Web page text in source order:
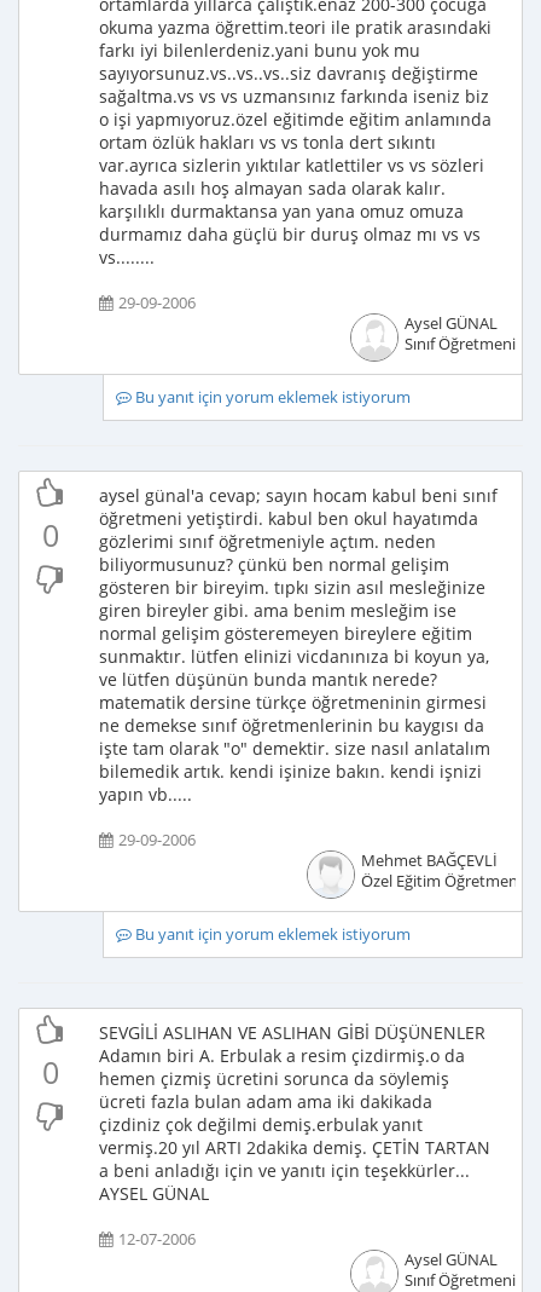
okuma yazma öğrettim.teori ile pratik arasındaki
farkı iyi bilenlerdeniz.yani bunu yok mu
sayıyorsunuz.vs..vs..vs..siz davranış değiştirme
sağaltma.vs vs vs uzmansınız farkında iseniz biz
o işi yapmıyoruz.özel eğitimde eğitim anlamında
ortam özlük hakları vs vs tonla dert sıkıntı
var.ayrıca sizlerin yıktılar katlettiler vs vs sözleri
havada asılı hoş almayan sada olarak kalır.
karşılıklı durmaktansa yan yana omuz omuza
durmamız daha güçlü bir duruş olmaz mı vs vs
vs........
29-09-2006
Aysel GÜNAL
Sınıf Öğretmeni
Bu yanıt için yorum eklemek istiyorum
0
aysel günal'a cevap; sayın hocam kabul beni sınıf
öğretmeni yetiştirdi. kabul ben okul hayatımda
gözlerimi sınıf öğretmeniyle açtım. neden
biliyormusunuz? çünkü ben normal gelişim
gösteren bir bireyim. tıpkı sizin asıl mesleğinize
giren bireyler gibi. ama benim mesleğim ise
normal gelişim gösteremeyen bireylere eğitim
sunmaktır. lütfen elinizi vicdanınıza bi koyun ya,
ve lütfen düşünün bunda mantık nerede?
matematik dersine türkçe öğretmeninin girmesi
ne demekse sınıf öğretmenlerinin bu kaygısı da
işte tam olarak "o" demektir. size nasıl anlatalım
bilemedik artık. kendi işinize bakın. kendi işnizi
yapın vb.....
29-09-2006
Mehmet BAĞÇEVLİ
Özel Eğitim Öğretmeni
Bu yanıt için yorum eklemek istiyorum
0
SEVGİLİ ASLIHAN VE ASLIHAN GİBİ DÜŞÜNENLER
Adamın biri A. Erbulak a resim çizdirmiş.o da
hemen çizmiş ücretini sorunca da söylemiş
ücreti fazla bulan adam ama iki dakikada
çizdiniz çok değilmi demiş.erbulak yanıt
vermiş.20 yıl ARTI 2dakika demiş. ÇETİN TARTAN
a beni anladığı için ve yanıtı için teşekkürler...
AYSEL GÜNAL
12-07-2006
Aysel GÜNAL
Sınıf Öğretmeni